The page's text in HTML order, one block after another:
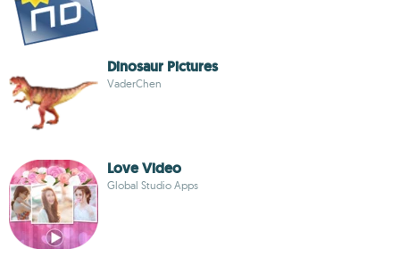
Dinosaur Pictures
VaderChen
Love Video
Global Studio Apps